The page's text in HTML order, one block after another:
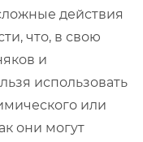
действия
что, в свою
и
использовать
или
они могут